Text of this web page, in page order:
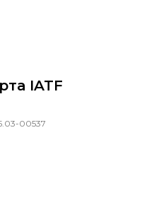
IATF
00537